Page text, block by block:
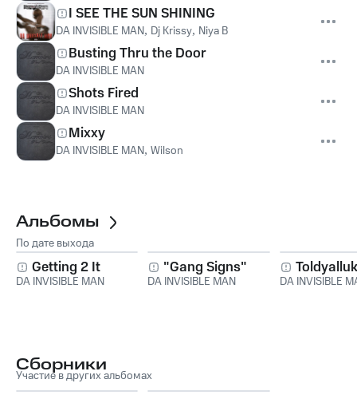
I SEE THE SUN SHINING
DA INVISIBLE MAN, Dj Krissy, Niya B
Busting Thru the Door
DA INVISIBLE MAN
Shots Fired
DA INVISIBLE MAN
Mixxy
DA INVISIBLE MAN, Wilson
Альбомы
По дате выхода
Getting 2 It
DA INVISIBLE MAN
"Gang Signs"
DA INVISIBLE MAN DA INVISIBLE
Сборники
Участие в других альбомах